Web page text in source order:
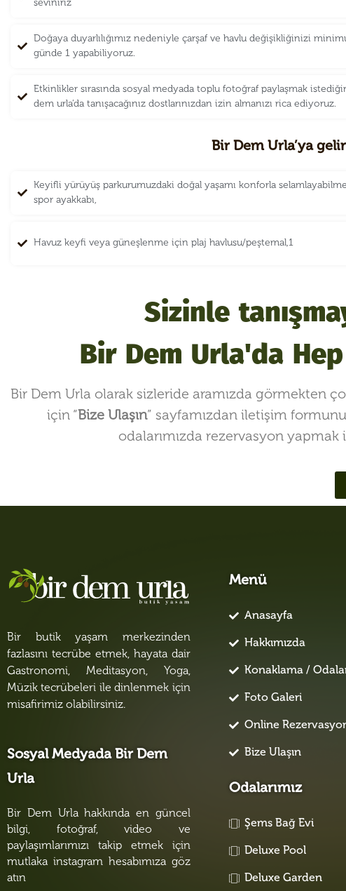
seviniriz
Doğaya duyarlılığımız nedeniyle çarşaf ve havlu değişikliğinizi
günde 1 yapabiliyoruz.
Etkinlikler sırasında sosyal medyada toplu fotoğraf paylaşmak
dem urla’da tanışacağınız dostlarınızdan izin almanızı rica ediyoruz.
Bir Dem Urla’ya
Keyifli yürüyüş parkurumuzdaki doğal yaşamı konforla
spor ayakkabı,
Havuz keyfi veya güneşlenme için plaj havlusu/peştemal,1
Sizinle
Bir Dem Urla'da
Bir Dem Urla olarak sizleride aramızda görmekten
için “Bize Ulaşın” sayfamızdan iletişim
odalarımızda rezervasyon yapmak
Bir butik yaşam merkezinden
fazlasını tecrübe etmek, hayata dair
Gastronomi, Meditasyon, Yoga,
Müzik tecrübeleri ile dinlenmek için
misafirimiz olabilirsiniz.
Sosyal Medyada Bir Dem
Urla
Bir Dem Urla hakkında en güncel
bilgi, fotoğraf, video ve
paylaşımlarımızı takip etmek için
mutlaka instagram hesabımıza göz
atın
Menü
Anasayfa
Hakkımızda
Konaklama /
Foto Galeri
Online
Bize Ulaşın
Odalarımız
Şems Bağ Evi
Deluxe Pool
Deluxe Garden